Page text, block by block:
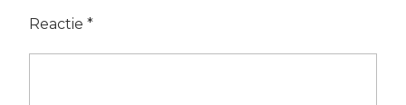
Reactie *